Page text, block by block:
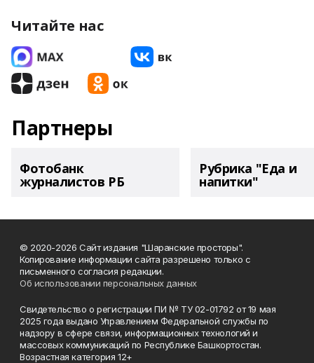
Читайте нас
Партнеры
Фотобанк
журналистов РБ
Рубрика "Еда и
напитки"
© 2020-2026 Сайт издания "Шаранские просторы".
Копирование информации сайта разрешено только с
письменного согласия редакции.
Об использовании персональных данных
Свидетельство о регистрации ПИ № ТУ 02-01792 от 19 мая
2025 года выдано Управлением Федеральной службы по
надзору в сфере связи, информационных технологий и
массовых коммуникаций по Республике Башкортостан.
Возрастная категория 12+